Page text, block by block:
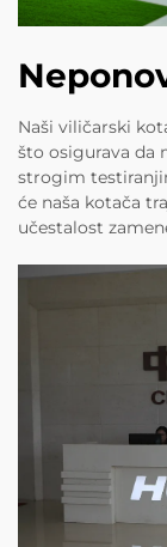
Naši viličarski
što osigurava da
strogim
će naša kotača
učestalost